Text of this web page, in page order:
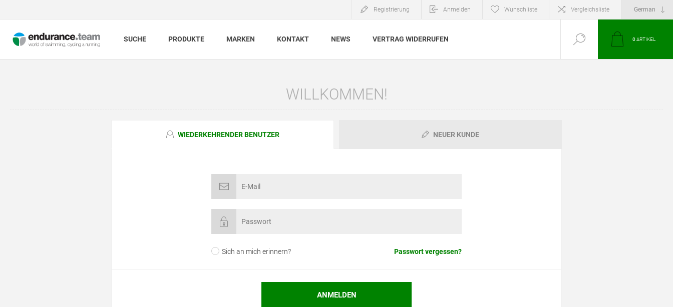
Registrierung Anmelden Wunschliste Vergleichsliste
SUCHE PRODUKTE MARKEN KONTAKT NEWS VERTRAG WIDERRUFEN 0 ARTIKEL
WILLKOMMEN!
WIEDERKEHRENDER BENUTZER NEUER KUNDE
Sich an mich erinnern? Passwort vergessen?